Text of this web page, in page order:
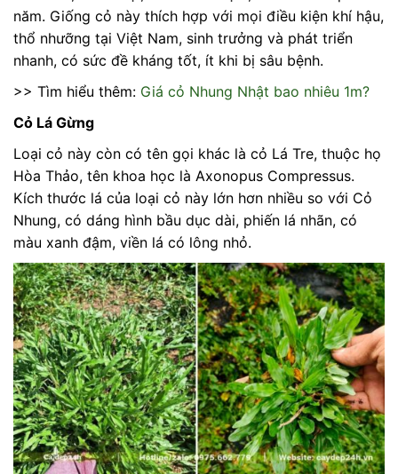
năm. Giống cỏ này thích hợp với mọi điều kiện khí hậu,
thổ nhưỡng tại Việt Nam, sinh trưởng và phát triển
nhanh, có sức đề kháng tốt, ít khi bị sâu bệnh.
>> Tìm hiểu thêm: Giá cỏ Nhung Nhật bao nhiêu 1m?
Cỏ Lá Gừng
Loại cỏ này còn có tên gọi khác là cỏ Lá Tre, thuộc họ
Hòa Thảo, tên khoa học là Axonopus Compressus.
Kích thước lá của loại cỏ này lớn hơn nhiều so với Cỏ
Nhung, có dáng hình bầu dục dài, phiến lá nhãn, có
màu xanh đậm, viền lá có lông nhỏ.